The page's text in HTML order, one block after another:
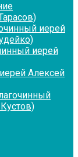
иерей
иерей
Алексей